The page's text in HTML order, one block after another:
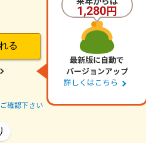
確認下さい
1,280
最新版に自動で
バージョンアップ
詳しくはこちら